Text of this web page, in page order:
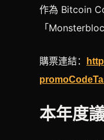
作為 Bitcoin
「
購票連結：
本年度